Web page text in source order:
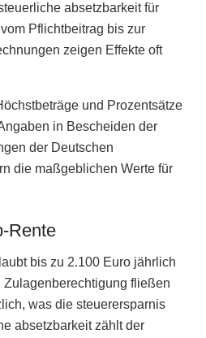
absetzbarkeit für
Pflichtbeitrag bis zur
zeigen Effekte oft
und Prozentsätze
in Bescheiden der
der Deutschen
die maßgeblichen Werte für
Rente
bis zu 2.100 Euro jährlich
fließen
was die steuerersparnis
absetzbarkeit zählt der